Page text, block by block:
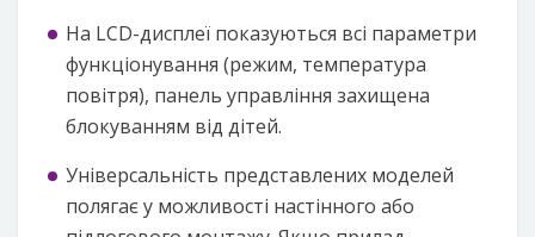
На LCD-дисплеї показуються всі параметри
функціонування (режим, температура
повітря), панель управління захищена
блокуванням від дітей.
Універсальність представлених моделей
полягає у можливості настінного або